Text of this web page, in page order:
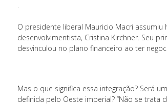
.
O presidente liberal Mauricio Macri
desenvolvimentista, Cristina Kirchner. Seu
desvinculou no plano financeiro ao ter
Mas o que significa essa integração? Será
definida pelo Oeste imperial? “Não se